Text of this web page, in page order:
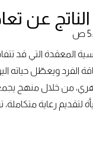
عن
ص
المعقدة التي قد
ويعطّل حياته
من خلال منهج
لتقديم رعاية